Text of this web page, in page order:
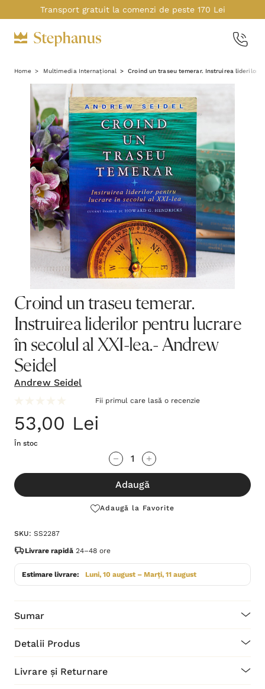
Transport gratuit la comenzi de peste 170 Lei
Home Multimedia Internațional Croind un traseu temerar. Instruirea liderilor
Croind un traseu temerar.
Instruirea liderilor pentru lucrare
în secolul al XXI-lea.- Andrew
Seidel
Andrew Seidel
Fii primul care lasă o recenzie
53,00 Lei
În stoc
te!
Stocul
Adaugă
Adaugă la Favorite
SKU: SS2287
Livrare rapidă 24–48 ore
Estimare livrare: Luni, 10 august – Marți, 11 august
Sumar
Detalii Produs
Livrare și Returnare